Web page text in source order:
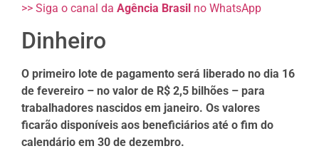
>> Siga o canal da Agência Brasil no WhatsApp
Dinheiro
O primeiro lote de pagamento será liberado no dia 16
de fevereiro – no valor de R$ 2,5 bilhões – para
trabalhadores nascidos em janeiro. Os valores
ficarão disponíveis aos beneficiários até o fim do
calendário em 30 de dezembro.